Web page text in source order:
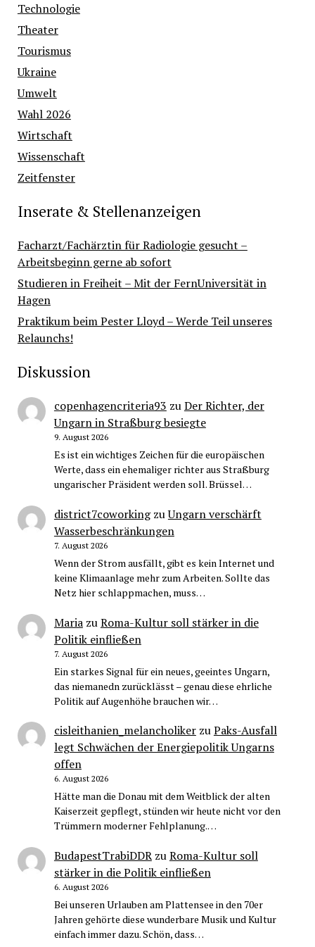
Technologie
Theater
Tourismus
Ukraine
Umwelt
Wahl 2026
Wirtschaft
Wissenschaft
Zeitfenster
Inserate & Stellenanzeigen
Facharzt/Fachärztin für Radiologie gesucht –
Arbeitsbeginn gerne ab sofort
Studieren in Freiheit – Mit der FernUniversität in
Hagen
Praktikum beim Pester Lloyd – Werde Teil unseres
Relaunchs!
Diskussion
copenhagencriteria93 zuDer Richter, der
Ungarn in Straßburg besiegte
9. August 2026
Es ist ein wichtiges Zeichen für die europäischen
Werte, dass ein ehemaliger richter aus Straßburg
ungarischer Präsident werden soll. Brüssel…
district7coworkingzuUngarn verschärft
Wasserbeschränkungen
7. August 2026
Wenn der Strom ausfällt, gibt es kein Internet und
keine Klimaanlage mehr zum Arbeiten. Sollte das
Netz hier schlappmachen, muss…
MariazuRoma-Kultur soll stärker in die
Politik einfließen
7. August 2026
Ein starkes Signal für ein neues, geeintes Ungarn,
das niemanedn zurücklässt – genau diese ehrliche
Politik auf Augenhöhe brauchen wir…
cisleithanien_melancholikerzuPaks-Ausfall
legt Schwächen der Energiepolitik Ungarns
offen
6. August 2026
Hätte man die Donau mit dem Weitblick der alten
Kaiserzeit gepflegt, stünden wir heute nicht vor den
Trümmern moderner Fehlplanung.…
BudapestTrabiDDRzuRoma-Kultur soll
stärker in die Politik einfließen
6. August 2026
Bei unseren Urlauben am Plattensee in den 70er
Jahren gehörte diese wunderbare Musik und Kultur
einfach immer dazu. Schön, dass…